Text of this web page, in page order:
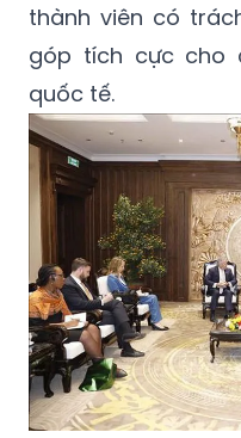
thành viên có
góp tích cực cho
quốc tế.